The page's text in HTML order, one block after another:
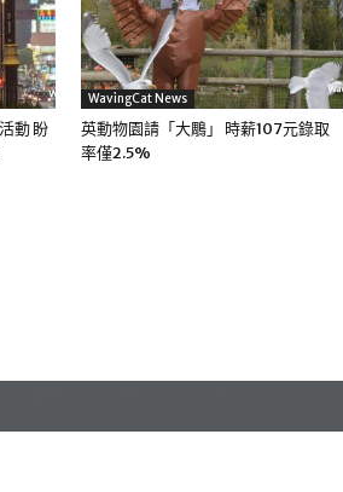
動 盼
WavingCat News
英動物園請「大鵰」 時薪107元錄取
率僅2.5%